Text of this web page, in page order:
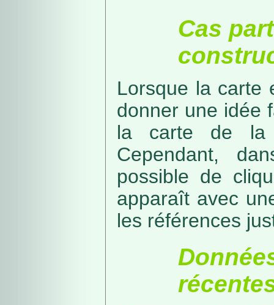
Cas
Lorsque la carte
donner une idée
la carte de la
Cependant,
possible de
apparaît avec
les références